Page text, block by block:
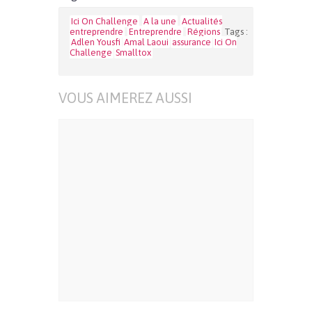
Ici On Challenge A la une Actualités
entreprendre Entreprendre Régions Tags :
Adlen Yousfi Amal Laoui assurance Ici On
Challenge Smalltox
VOUS AIMEREZ AUSSI